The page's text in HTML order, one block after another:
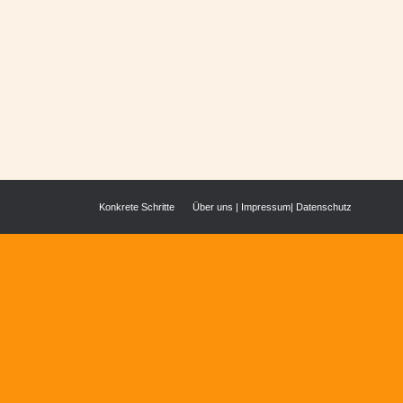
Konkrete Schritte Über uns | Impressum| Datenschutz